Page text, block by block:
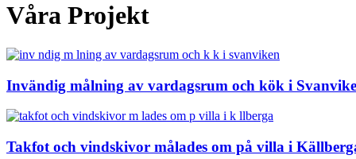
Våra Projekt
Invändig målning av vardagsrum och kök i
Takfot och vindskivor målades om på villa i